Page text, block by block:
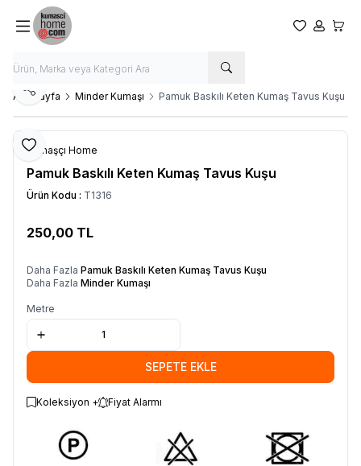
Favorilerim
Hesabım
Ana Sayfa Minder Kumaşı Pamuk Baskılı Keten Kumaş Tavus Kuşu
Favoriye Ekle
Paylaş
Kumaşçı Home
Pamuk Baskılı Keten Kumaş Tavus Kuşu
Ürün Kodu : T1316
250,00 TL
Daha Fazla Pamuk Baskılı Keten Kumaş Tavus Kuşu
Daha Fazla Minder Kumaşı
Metre
SEPETE EKLE
Koleksiyon + Fiyat Alarmı